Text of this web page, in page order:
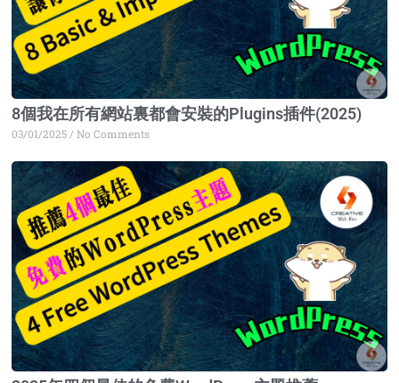
8個我在所有網站裏都會安裝的Plugins插件(2025)
03/01/2025 No Comments